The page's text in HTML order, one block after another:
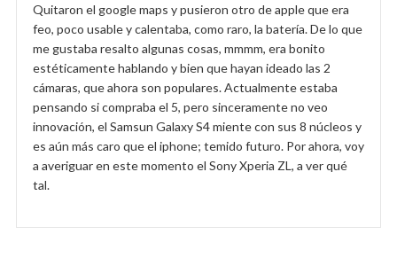
Quitaron el google maps y pusieron otro de apple que era
feo, poco usable y calentaba, como raro, la batería. De lo que
me gustaba resalto algunas cosas, mmmm, era bonito
estéticamente hablando y bien que hayan ideado las 2
cámaras, que ahora son populares. Actualmente estaba
pensando si compraba el 5, pero sinceramente no veo
innovación, el Samsun Galaxy S4 miente con sus 8 núcleos y
es aún más caro que el iphone; temido futuro. Por ahora, voy
a averiguar en este momento el Sony Xperia ZL, a ver qué
tal.